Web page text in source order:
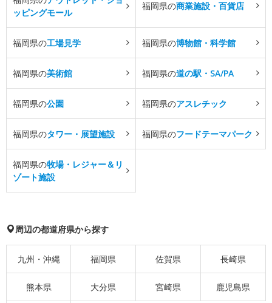
ッピングモール
福岡県の商業施設・百貨店
福岡県の工場見学 福岡県の博物館・科学館
福岡県の美術館 福岡県の道の駅・SA/PA
福岡県の公園 福岡県のアスレチック
福岡県のタワー・展望施設 福岡県のフードテーマパーク
福岡県の牧場・レジャー＆リ
ゾート施設
周辺の都道府県から探す
九州・沖縄 福岡県 佐賀県 長崎県
熊本県 大分県 宮崎県 鹿児島県